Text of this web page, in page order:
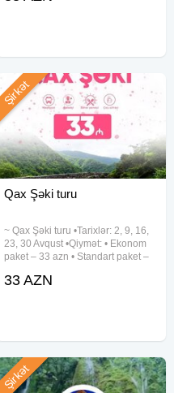
Qax Şəki turu
~ Qax Şəki turu •Tarixlər: 2, 9, 16,
23, 30 Avqust •Qiymət: • Ekonom
paket – 33 azn • Standart paket –
✓Qiymətə daxildir: • Komfortlu
Şirkət
33 AZN
Şirkət